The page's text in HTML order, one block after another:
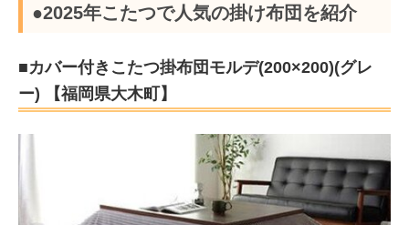
●2025年こたつで人気の掛け布団を紹介
■カバー付きこたつ掛布団モルデ(200×200)(グレ
ー) 【福岡県大木町】